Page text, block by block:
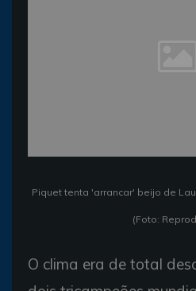
Piquet tenta 'arrancar' beijo de
(Foto:
O clima era de total